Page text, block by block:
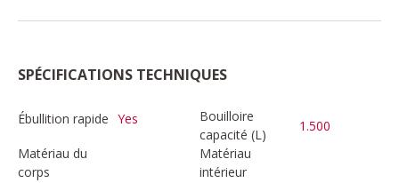
SPÉCIFICATIONS TECHNIQUES
Ébullition rapide Yes
Bouilloire
capacité (L)
1.500
Matériau du
corps
Matériau
intérieur